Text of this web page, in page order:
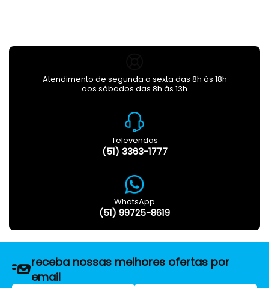
Atendimento de segunda a sexta das 8h às 18h
aos sábados das 8h às 13h
Televendas
(51) 3363-1777
WhatsApp
(51) 99725-8619
receba nossas melhores ofertas por
email